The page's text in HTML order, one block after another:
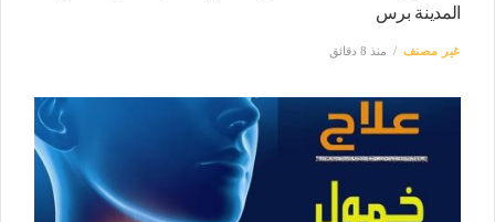
المدينة برس
غير مصنف منذ 8 دقائق